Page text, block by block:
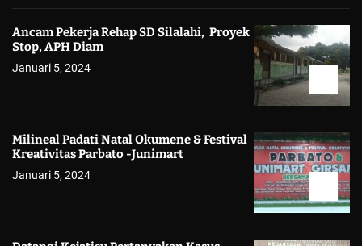
Ancam Pekerja Rehap SD Silalahi, Proyek
Stop, APH Diam
Januari 5, 2024
Milineal Padati Natal Okumene & Festival
Kreativitas Parbato -Junimart
Januari 5, 2024